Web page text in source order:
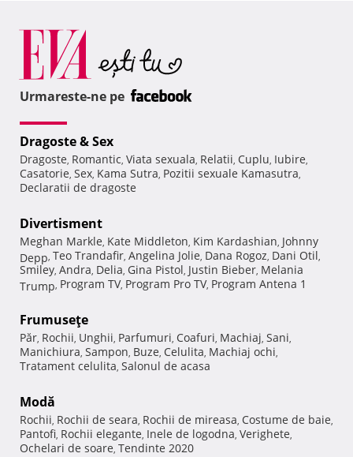
Urmareste-ne pe
Dragoste & Sex
Dragoste, Romantic, Viata sexuala, Relatii, Cuplu, Iubire,
Casatorie, Sex, Kama Sutra, Pozitii sexuale Kamasutra,
Declaratii de dragoste
Divertisment
Meghan Markle, Kate Middleton, Kim Kardashian, Johnny
Depp, Teo Trandafir, Angelina Jolie, Dana Rogoz, Dani Otil,
Smiley, Andra, Delia, Gina Pistol, Justin Bieber, Melania
Trump, Program TV, Program Pro TV, Program Antena 1
Frumuseţe
Păr, Rochii, Unghii, Parfumuri, Coafuri, Machiaj, Sani,
Manichiura, Sampon, Buze, Celulita, Machiaj ochi,
Tratament celulita, Salonul de acasa
Modă
Rochii, Rochii de seara, Rochii de mireasa, Costume de baie,
Pantofi, Rochii elegante, Inele de logodna, Verighete,
Ochelari de soare, Tendinte 2020